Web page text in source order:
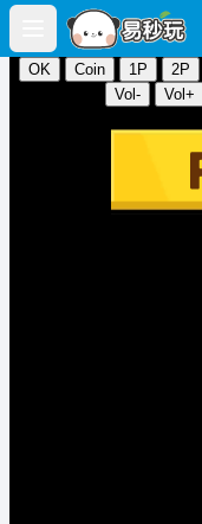
Open main menu